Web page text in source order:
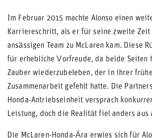
Im Februar 2015 machte Alonso einen
Karriereschritt, als er für seine zweite Zeit
ansässigen Team zu McLaren kam. Diese
für erhebliche Vorfreude, da beide Seiten
Zauber wiederzubeleben, der in ihrer
Zusammenarbeit gefehlt hatte. Die
Honda-Antriebseinheit versprach
Leistung, doch die Realität fiel anders aus
Die McLaren-Honda-Ära erwies sich für